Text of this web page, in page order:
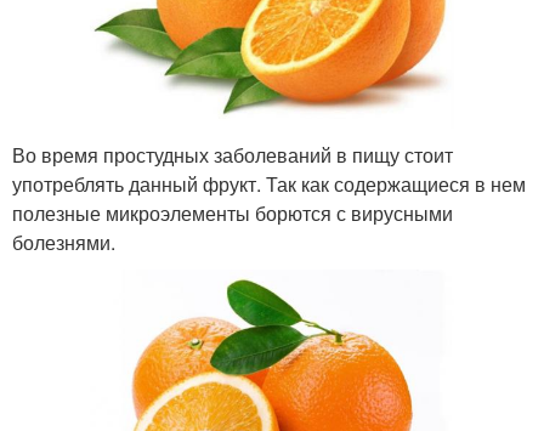
Во время простудных заболеваний в пищу стоит
употреблять данный фрукт. Так как содержащиеся в нем
полезные микроэлементы борются с вирусными
болезнями.